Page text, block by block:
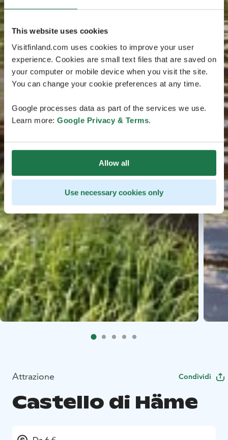
This website uses cookies
Visitfinland.com uses cookies to improve your user
experience. Cookies are small text files that are saved on
your computer or mobile device when you visit the site.
You can change your cookie preferences at any time.
Google processes data as part of the services we use.
Learn more: Google Privacy & Terms.
Allow all
Use necessary cookies only
Attrazione Condividi
Castello di Häme